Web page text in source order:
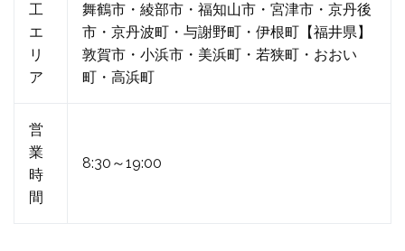
工
エ
リ
ア
舞鶴市・綾部市・福知山市・宮津市・京丹後
市・京丹波町・与謝野町・伊根町【福井県】
敦賀市・小浜市・美浜町・若狭町・おおい
町・高浜町
営
業
時
間
8:30～19:00